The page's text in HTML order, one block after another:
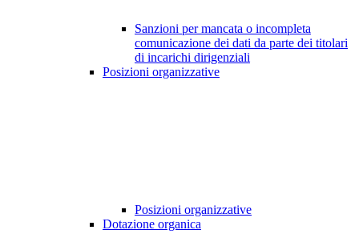
Sanzioni per mancata o incompleta
comunicazione dei dati da parte dei titolari
di incarichi dirigenziali
Posizioni organizzative
Posizioni organizzative
Dotazione organica